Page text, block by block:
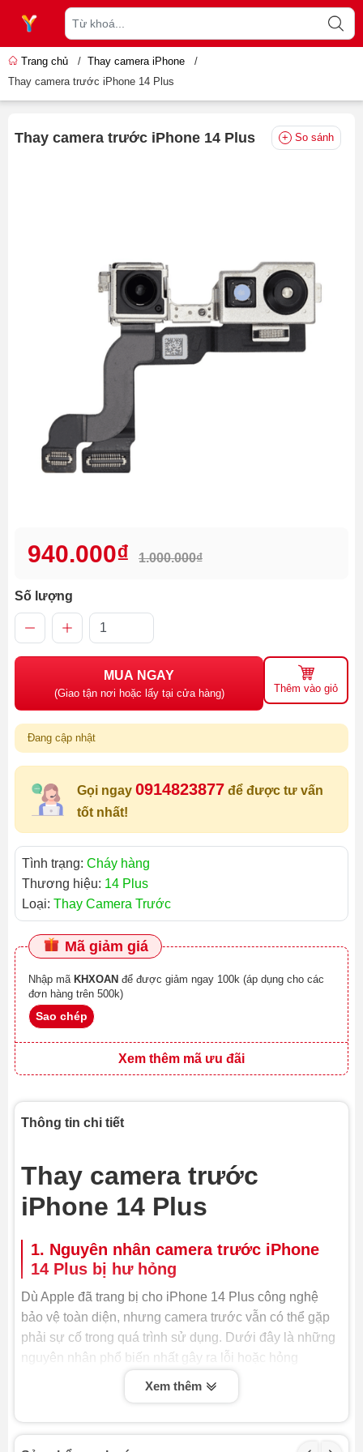
Trang chủ / Thay camera iPhone
/
Thay camera trước iPhone 14 Plus
Thay camera trước iPhone 14 Plus So sánh
940.000₫ 1.000.000₫
Số lượng
MUA NGAY
(Giao tận nơi hoặc lấy tại cửa hàng) Thêm vào giỏ
Đang cập nhật
Gọi ngay 0914823877 để được tư vấn
tốt nhất!
Tình trạng: Cháy hàng
Thương hiệu: 14 Plus
Loại: Thay Camera Trước
Mã giảm giá
Nhập mã KHXOAN
đơn hàng trên 500k)
Sao chép
Xem thêm mã ưu đãi
Thông tin chi tiết
Thay camera trước
iPhone 14 Plus
1. Nguyên nhân camera trước iPhone
14 Plus bị hư hỏng
Dù Apple đã trang bị cho iPhone 14 Plus công nghệ
bảo vệ toàn diện, nhưng camera trước vẫn có thể gặp
phải sự cố trong quá trình sử dụng. Dưới đây là những
nguyên nhân phổ biến nhất gây ra lỗi hoặc hỏng
camera trước, buộc bạn phải thay camera trước iPhone
14 Plus hoặc sửa chữa:
Xem thêm